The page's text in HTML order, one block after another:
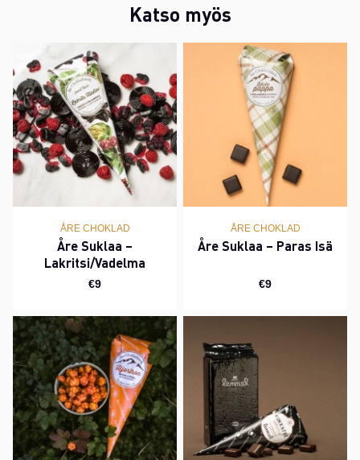
Katso myös
ÅRE CHOKLAD
Åre Suklaa –
Lakritsi/Vadelma
€9
ÅRE CHOKLAD
Åre Suklaa – Paras Isä
€9